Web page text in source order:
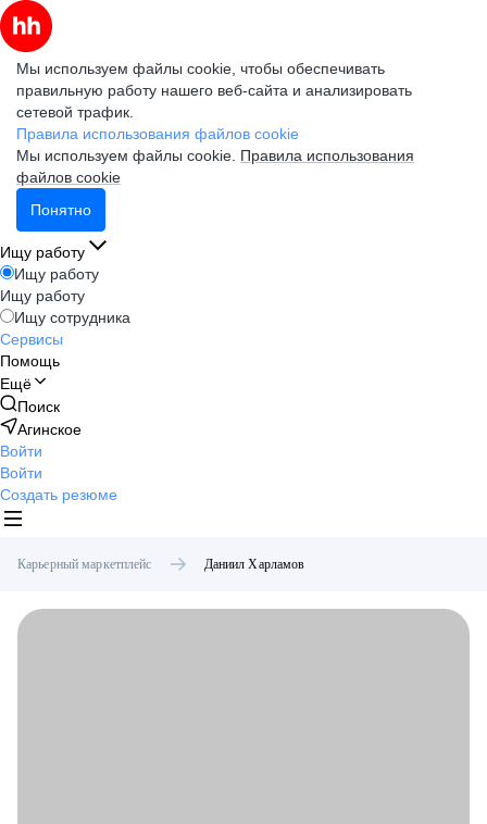
Мы используем файлы cookie, чтобы обеспечивать
правильную работу нашего веб-сайта и анализировать
сетевой трафик.
Правила использования файлов cookie
Мы используем файлы cookie. Правила использования
файлов cookie
Понятно
Ищу работу
Ищу работу
Ищу работу
Ищу сотрудника
Сервисы
Помощь
Ещё
Поиск
Агинское
Войти
Войти
Создать резюме
Карьерный маркетплейс Даниил Харламов